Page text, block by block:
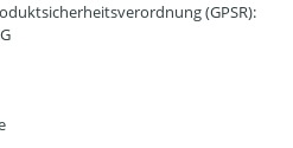
(GPSR):